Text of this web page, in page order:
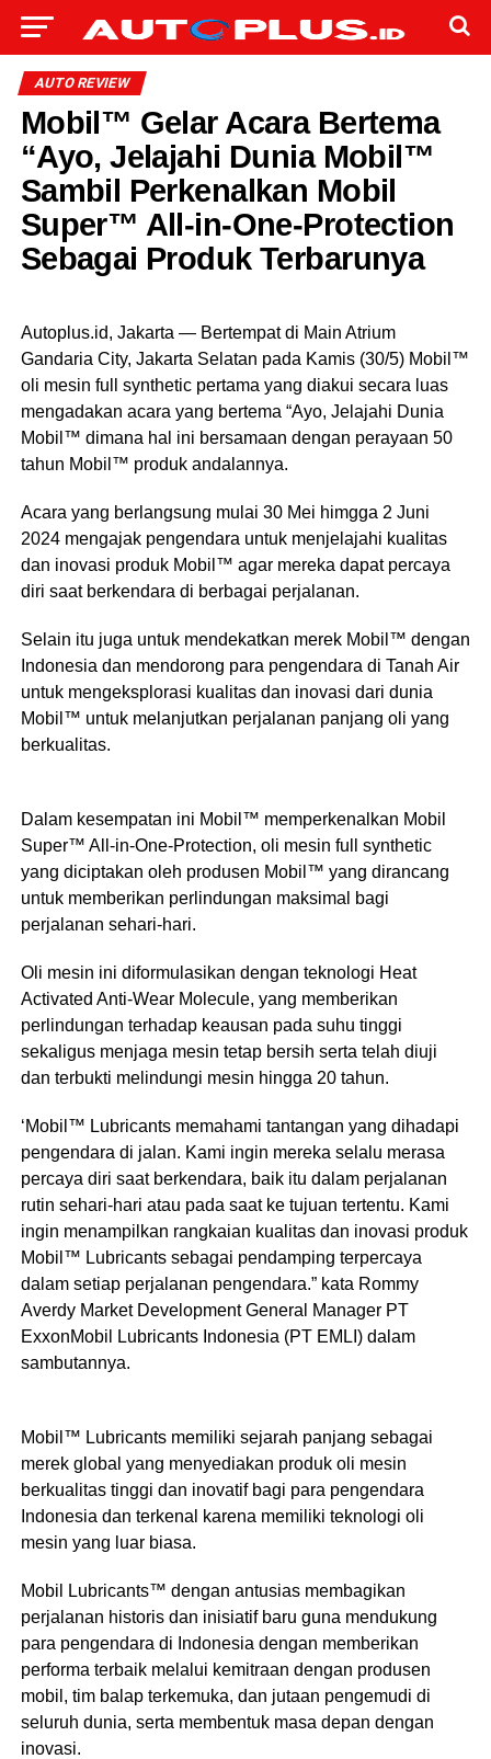
AUTO REVIEW
Mobil™ Gelar Acara Bertema
“Ayo, Jelajahi Dunia Mobil™
Sambil Perkenalkan Mobil
Super™ All-in-One-Protection
Sebagai Produk Terbarunya
Autoplus.id, Jakarta — Bertempat di Main Atrium
Gandaria City, Jakarta Selatan pada Kamis (30/5) Mobil™
oli mesin full synthetic pertama yang diakui secara luas
mengadakan acara yang bertema “Ayo, Jelajahi Dunia
Mobil™ dimana hal ini bersamaan dengan perayaan 50
tahun Mobil™ produk andalannya.
Acara yang berlangsung mulai 30 Mei himgga 2 Juni
2024 mengajak pengendara untuk menjelajahi kualitas
dan inovasi produk Mobil™ agar mereka dapat percaya
diri saat berkendara di berbagai perjalanan.
Selain itu juga untuk mendekatkan merek Mobil™ dengan
Indonesia dan mendorong para pengendara di Tanah Air
untuk mengeksplorasi kualitas dan inovasi dari dunia
Mobil™ untuk melanjutkan perjalanan panjang oli yang
berkualitas.
Dalam kesempatan ini Mobil™ memperkenalkan Mobil
Super™ All-in-One-Protection, oli mesin full synthetic
yang diciptakan oleh produsen Mobil™ yang dirancang
untuk memberikan perlindungan maksimal bagi
perjalanan sehari-hari.
Oli mesin ini diformulasikan dengan teknologi Heat
Activated Anti-Wear Molecule, yang memberikan
perlindungan terhadap keausan pada suhu tinggi
sekaligus menjaga mesin tetap bersih serta telah diuji
dan terbukti melindungi mesin hingga 20 tahun.
‘Mobil™ Lubricants memahami tantangan yang dihadapi
pengendara di jalan. Kami ingin mereka selalu merasa
percaya diri saat berkendara, baik itu dalam perjalanan
rutin sehari-hari atau pada saat ke tujuan tertentu. Kami
ingin menampilkan rangkaian kualitas dan inovasi produk
Mobil™ Lubricants sebagai pendamping terpercaya
dalam setiap perjalanan pengendara.” kata Rommy
Averdy Market Development General Manager PT
ExxonMobil Lubricants Indonesia (PT EMLI) dalam
sambutannya.
Mobil™ Lubricants memiliki sejarah panjang sebagai
merek global yang menyediakan produk oli mesin
berkualitas tinggi dan inovatif bagi para pengendara
Indonesia dan terkenal karena memiliki teknologi oli
mesin yang luar biasa.
Mobil Lubricants™ dengan antusias membagikan
perjalanan historis dan inisiatif baru guna mendukung
para pengendara di Indonesia dengan memberikan
performa terbaik melalui kemitraan dengan produsen
mobil, tim balap terkemuka, dan jutaan pengemudi di
seluruh dunia, serta membentuk masa depan dengan
inovasi.